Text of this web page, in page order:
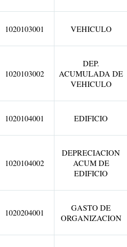
1020103001 VEHICULO
1020103002
DEP.
ACUMULADA DE
VEHICULO
1020104001 EDIFICIO
1020104002
DEPRECIACION
ACUM DE
EDIFICIO
1020204001
GASTO DE
ORGANIZACION